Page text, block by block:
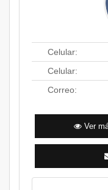
Celular:
Celular:
Correo:
Ver